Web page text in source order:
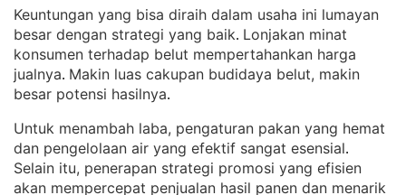
Keuntungan yang bisa diraih dalam usaha ini lumayan
besar dengan strategi yang baik. Lonjakan minat
konsumen terhadap belut mempertahankan harga
jualnya. Makin luas cakupan budidaya belut, makin
besar potensi hasilnya.
Untuk menambah laba, pengaturan pakan yang hemat
dan pengelolaan air yang efektif sangat esensial
Selain itu, penerapan strategi promosi yang efisien
akan mempercepat penjualan hasil panen dan menarik